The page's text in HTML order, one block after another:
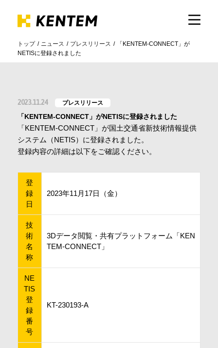
製品・サービス
導入事例
イベント・セミナー
会社情報
お問合せ・申込
資料請求
トップ ニュース プレスリリース
「KENTEM-CONNECT」が
NETISに登録されました
2023.11.24 プレスリリース
「KENTEM-CONNECT」がNETISに登録されました
「KENTEM-CONNECT」が国土交通省新技術情報提供
システム（NETIS）に登録されました。
登録内容の詳細は以下をご確認ください。
登
録
日
2023年11月17日（金）
技
術
名
称
3Dデータ閲覧・共有プラットフォーム「KEN
TEM-CONNECT」
NE
TIS
登
録
番
号
KT-230193-A